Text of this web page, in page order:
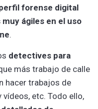
forense digital
ágiles en el uso
.
detectives para
más trabajo de calle
hacer trabajos de
etc. Todo ello,